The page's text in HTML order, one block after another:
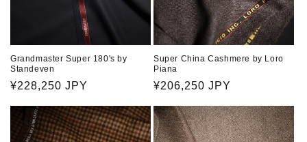
Grandmaster Super 180's by
Standeven
通
価
格
¥228,250 JPY
Super China Cashmere by Loro
Piana
通
価
格
¥206,250 JPY